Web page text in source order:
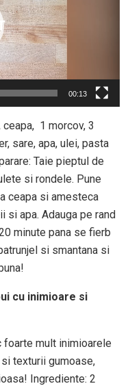
00:13
ceapa, 1 morcov, 3
sare, apa, ulei, pasta
Taie pieptul de
si rondele. Pune
ceapa si amesteca
si apa. Adauga pe rand
minute pana se fierb
si smantana si
cu inimioare si
foarte mult inimioarele
texturii gumoase,
Ingrediente: 2